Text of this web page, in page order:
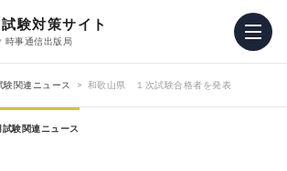
験対策サイト
時事通信出版局
関連ニュース 和歌山県 １次試験合格者を発表
験関連ニュース